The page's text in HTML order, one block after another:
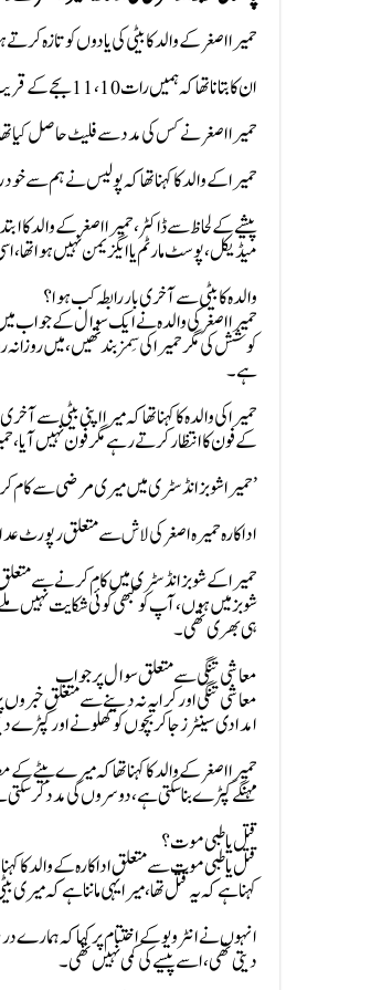
حمیرا اصغر کے والد کا بیٹی کی یادوں کو تازہ
ان کا بتانا تھا کہ ہمیں رات 10، 11 بجے کے قریب رشتہ داروں نے کال کر کے حمیرا کی موت کی خبر دی تھی، بعدازاں ہم نے خبر کی تصدیق کی تھی۔
حمیرا اصغر نے کس کی مدد سے فلیٹ حاصل کیا تھا،
حمیرا کے والد کا کہنا تھا کہ پولیس نے ہم سے
پیشے کے لحاظ سے ڈاکٹر، حمیرا اصغر کے والد کا
میڈیکل، پوسٹ مارٹم یا ایگزیمن نہیں ہوا تھا،
والدہ کا بیٹی سے آخری بار رابطہ کب ہوا؟
کوشش کی مگر حمیرا کی سِمز بند تھیں، میں روزانہ
ہے۔
کے فون کا انتظار کرتے رہے مگر فون نہیں آیا،
’حمیرا شوبز انڈسٹری میں میری مرضی سے کام
اداکارہ حمیرہ اصغر کی لاش سے متعلق رپورٹ
حمیرا کے شوبز انڈسٹری میں کام کرنے سے متعلق
شوبز میں ہوں، آپ کو کبھی کوئی شکایت نہیں
ہی بھری تھی۔
معاشی تنگی سے متعلق سوال پر جواب
معاشی تنگی اور کرایہ نہ دینے سے متعلق
امدادی سینٹرز جا کر بچوں کو کھلونے اور کپڑے
حمیرا اصغر کے والد کا کہنا تھا کہ میرے
مہنگے کپڑے بنا سکتی ہے، دوسروں کی مدد کر
قتل یا طبی موت ؟
قتل یا طبی موت سے متعلق اداکارہ کے والد کا
کہنا ہے کہ یہ قتل تھا، میرا یہی ماننا ہے کہ
انہوں نے انٹرویو کے اختتام پر کہا کہ ہمارے
دیتی تھی، اسے پیسےکی کمی نہیں تھی۔